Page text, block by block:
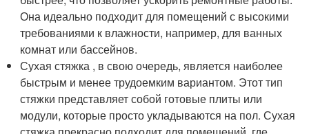
Она идеально подходит для помещений с высокими
требованиями к влажности, например, для ванных
комнат или бассейнов.
Сухая стяжка , в свою очередь, является наиболее
быстрым и менее трудоемким вариантом. Этот тип
стяжки представляет собой готовые плиты или
модули, которые просто укладываются на пол. Сухая